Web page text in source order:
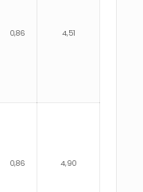
0,86 4,51
0,86 4,90